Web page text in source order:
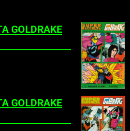
GOLDRAKE
GOLDRAKE